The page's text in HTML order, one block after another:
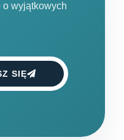
o wyjątkowych
SIĘ